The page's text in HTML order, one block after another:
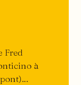
Fred
à